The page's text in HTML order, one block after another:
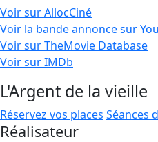
Voir sur AllocCiné
Voir la bande annonce sur
Voir sur TheMovie Database
Voir sur IMDb
L'Argent de la vieille
Réservez vos places Séances
Réalisateur